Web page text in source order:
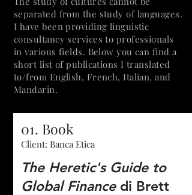
separated from the study of languages.
I have been providing linguistic
consultancy services to professionals
in various fields. Below you can find a
short list of publications I translated
to/from English, French, Italian, and
Mandarin.
01. Book
Client: Banca Etica
The Heretic's Guide to
Global Financedi Brett